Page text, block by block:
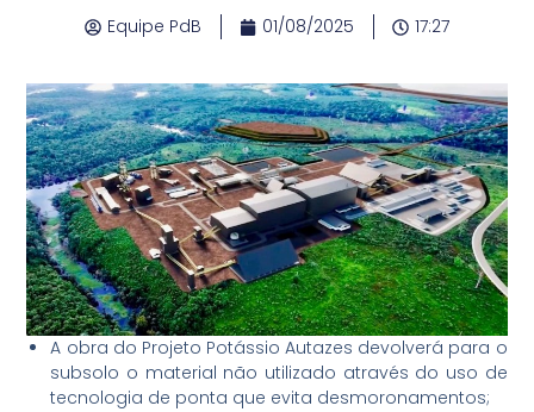
Equipe PdB 01/08/2025 17:27
A obra do Projeto Potássio Autazes devolverá para o
subsolo o material não utilizado através do uso de
tecnologia de ponta que evita desmoronamentos;